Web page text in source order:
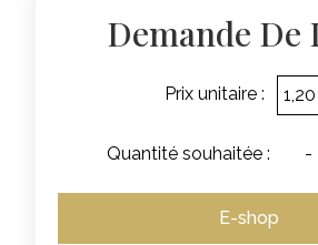
Demande De
Prix unitaire :
Quantité souhaitée : -
E-shop